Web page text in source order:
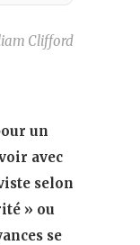
Clifford
un
avec
selon
» ou
se